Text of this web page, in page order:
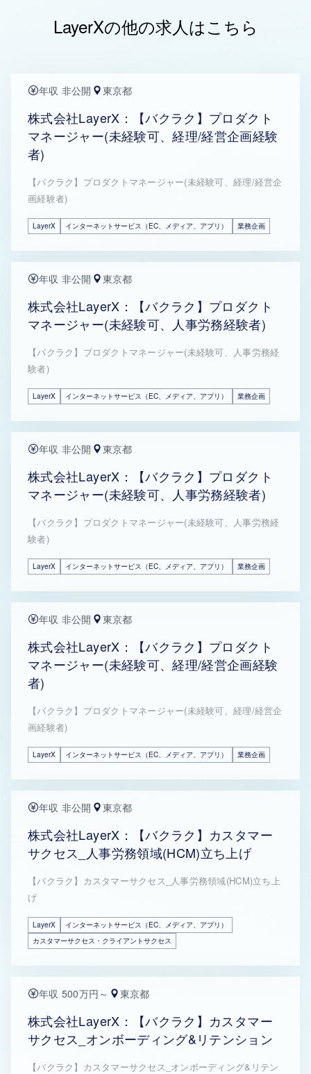
LayerXの他の求人はこちら
年収 非公開 東京都
株式会社LayerX：【バクラク】プロダクト
マネージャー(未経験可、経理/経営企画経験
者)
【バクラク】プロダクトマネージャー(未経験可、経理/経営企
画経験者)
LayerX インターネットサービス（EC、メディア、アプリ） 業務企画
年収 非公開 東京都
株式会社LayerX：【バクラク】プロダクト
マネージャー(未経験可、人事労務経験者)
【バクラク】プロダクトマネージャー(未経験可、人事労務経
験者)
LayerX インターネットサービス（EC、メディア、アプリ） 業務企画
年収 非公開 東京都
株式会社LayerX：【バクラク】プロダクト
マネージャー(未経験可、人事労務経験者)
【バクラク】プロダクトマネージャー(未経験可、人事労務経
験者)
LayerX インターネットサービス（EC、メディア、アプリ） 業務企画
年収 非公開 東京都
株式会社LayerX：【バクラク】プロダクト
マネージャー(未経験可、経理/経営企画経験
者)
【バクラク】プロダクトマネージャー(未経験可、経理/経営企
画経験者)
LayerX インターネットサービス（EC、メディア、アプリ） 業務企画
年収 非公開 東京都
株式会社LayerX：【バクラク】カスタマー
サクセス_人事労務領域(HCM)立ち上げ
【バクラク】カスタマーサクセス_人事労務領域(HCM)立ち上
げ
LayerX
インターネットサービス（EC、メディア、アプリ）
カスタマーサクセス・クライアントサクセス
年収 500万円～ 東京都
株式会社LayerX：【バクラク】カスタマー
サクセス_オンボーディング&リテンション
【バクラク】カスタマーサクセス_オンボーディング&リテン